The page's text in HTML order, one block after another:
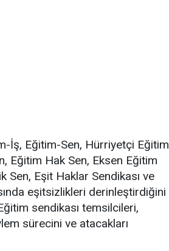
İş, Eğitim-Sen, Hürriyetçi Eğitim
Eğitim Hak Sen, Eksen Eğitim
Sen, Eşit Haklar Sendikası ve
eşitsizlikleri derinleştirdiğini
sendikası temsilcileri,
sürecini ve atacakları